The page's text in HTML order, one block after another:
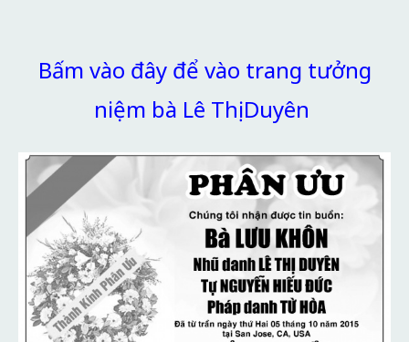
Bấm vào đây để vào trang tưởng
niệm bà Lê Thị Duyên